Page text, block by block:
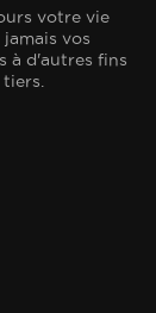
votre vie
vos
à d'autres fins